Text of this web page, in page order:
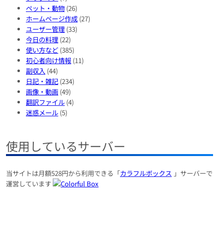
ペット・動物 (26)
ホームページ作成 (27)
ユーザー管理 (33)
今日の料理 (22)
使い方など (385)
初心者向け情報 (11)
副収入 (44)
日記・雑記 (234)
画像・動画 (49)
翻訳ファイル (4)
迷惑メール (5)
使用しているサーバー
当サイトは月額528円から利用できる「カラフルボックス 」サーバーで
運営しています